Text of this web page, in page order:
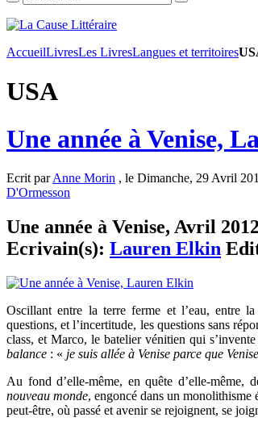
AccueilLivresLes LivresLangues et territoires
USA
Une année à Venise,
Ecrit parAnne Morin , le Dimanche, 29 Avril
D'Ormesson
Une année à Venise, Avril
Ecrivain(s): Lauren Elkin
Oscillant entre la terre ferme et l’eau, entre
questions, et l’incertitude, les questions sans
class, et Marco, le batelier vénitien qui
balance : « je suis allée à Venise parce que
Au fond d’elle-même, en quête d’elle-même,
nouveau monde, engoncé dans un monolithisme
peut-être, où passé et avenir se rejoignent, se